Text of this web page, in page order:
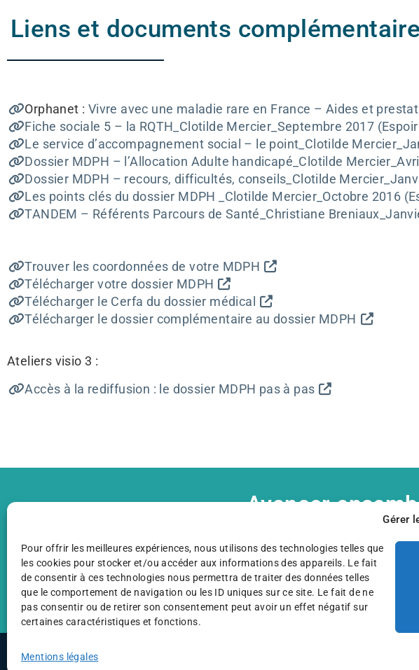
Gérer
Pour offrir les meilleures expériences, nous utilisons des technologies telles que
les cookies pour stocker et/ou accéder aux informations des appareils. Le fait
de consentir à ces technologies nous permettra de traiter des données telles
que le comportement de navigation ou les ID uniques sur ce site. Le fait de ne
pas consentir ou de retirer son consentement peut avoir un effet négatif sur
certaines caractéristiques et fonctions.
Mentions légales
Liens et documents
Orphanet : Vivre avec une maladie rare en France – Aides et
Fiche sociale 5 – la RQTH_Clotilde Mercier_Septembre 2017
Le service d’accompagnement social – le point_Clotilde
Dossier MDPH – l’Allocation Adulte handicapé_Clotilde
Dossier MDPH – recours, difficultés, conseils_Clotilde
Les points clés du dossier MDPH _Clotilde Mercier_Octobre 2016
TANDEM – Référents Parcours de Santé_Christiane
Trouver les coordonnées de votre MDPH
Télécharger votre dossier MDPH
Télécharger le Cerfa du dossier médical
Télécharger le dossier complémentaire au dossier MDPH
Ateliers visio 3 :
Accès à la rediffusion : le dossier MDPH pas à pas
Avancer
C’est aussi
Je fais un don